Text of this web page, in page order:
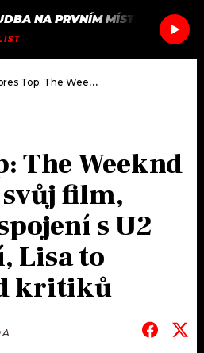
JAK
SEZNAM.CZ
NA PRVNÍM MÍSTĚ PEGGY
Weeknd propaguje svůj film, Inhaler se spojení s U2 nevyhýbají, Lisa to schytala od kritiků
The Weeknd
film,
s U2
Lisa to
kritiků